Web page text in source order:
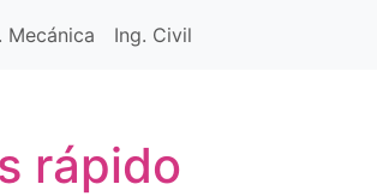
Mecánica Ing. Civil
rápido